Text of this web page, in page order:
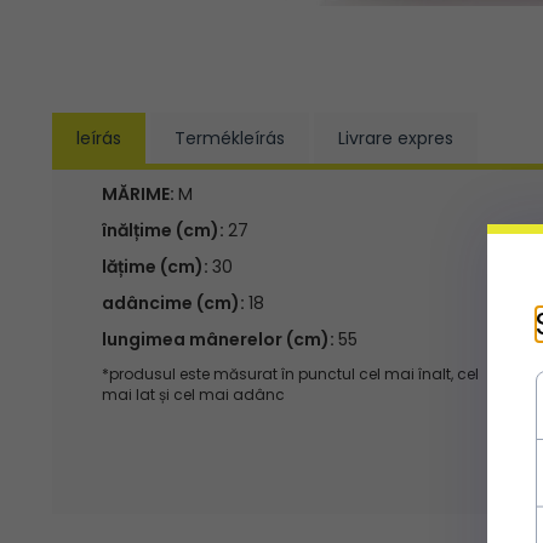
leírás Termékleírás Livrare expres
MĂRIME: M
înălțime (cm): 27
lățime (cm): 30
adâncime (cm): 18
lungimea mânerelor (cm): 55
*produsul este măsurat în punctul cel mai înalt, cel
mai lat și cel mai adânc